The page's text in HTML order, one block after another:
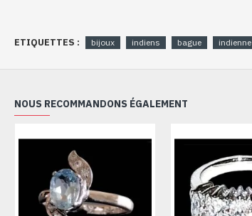
ETIQUETTES : bijoux indiens bague indienne
NOUS RECOMMANDONS ÉGALEMENT